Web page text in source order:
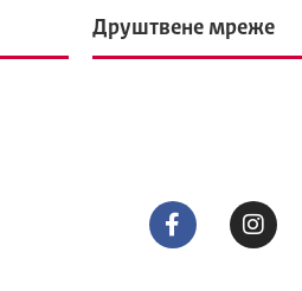
Друштвене мреже